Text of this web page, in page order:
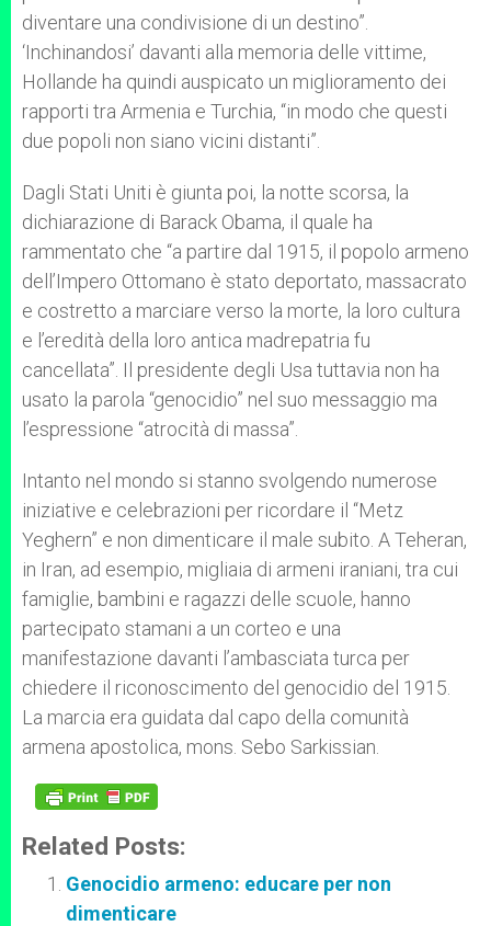
diventare una condivisione di un destino”.
‘Inchinandosi’ davanti alla memoria delle vittime,
Hollande ha quindi auspicato un miglioramento dei
rapporti tra Armenia e Turchia, “in modo che questi
due popoli non siano vicini distanti”.
Dagli Stati Uniti è giunta poi, la notte scorsa, la
dichiarazione di Barack Obama, il quale ha
rammentato che “a partire dal 1915, il popolo armeno
dell’Impero Ottomano è stato deportato, massacrato
e costretto a marciare verso la morte, la loro cultura
e l’eredità della loro antica madrepatria fu
cancellata”. Il presidente degli Usa tuttavia non ha
usato la parola “genocidio” nel suo messaggio ma
l’espressione “atrocità di massa”.
Intanto nel mondo si stanno svolgendo numerose
iniziative e celebrazioni per ricordare il “Metz
Yeghern” e non dimenticare il male subito. A Teheran,
in Iran, ad esempio, migliaia di armeni iraniani, tra cui
famiglie, bambini e ragazzi delle scuole, hanno
partecipato stamani a un corteo e una
manifestazione davanti l’ambasciata turca per
chiedere il riconoscimento del genocidio del 1915.
La marcia era guidata dal capo della comunità
armena apostolica, mons. Sebo Sarkissian.
Related Posts:
Genocidio armeno: educare per non
dimenticare